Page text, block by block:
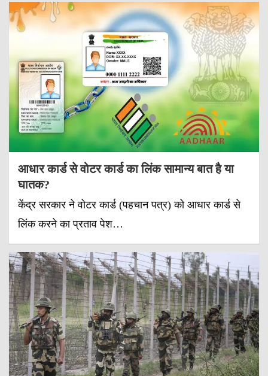
आधार कार्ड से वोटर कार्ड का लिंक सामान्य बात है या
घातक?
केंद्र सरकार ने वोटर कार्ड (पहचान पत्र) को आधार कार्ड से
लिंक करने का प्रताव पेश…